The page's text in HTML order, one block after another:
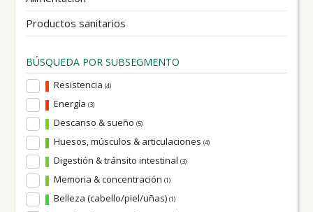
Productos sanitarios
BÚSQUEDA POR SUBSEGMENTO
Resistencia(4)
Energía(3)
Descanso & sueño(5)
Huesos, músculos & articulaciones(4)
Digestión & tránsito intestinal(3)
Memoria & concentración(1)
Belleza (cabello/piel/uñas)(1)